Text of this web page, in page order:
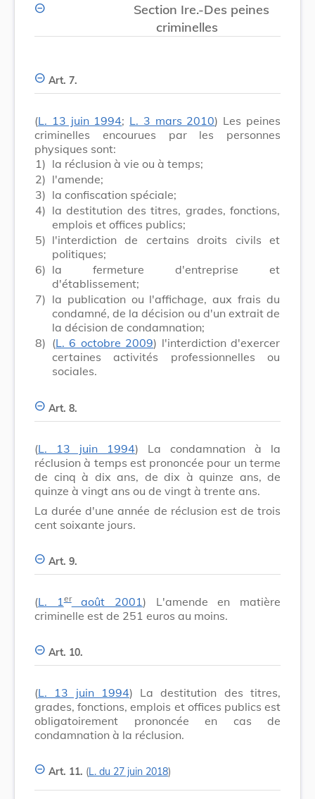
Section Ire.-Des peines
criminelles
Art. 7.
(L. 13 juin 1994; L. 3 mars 2010) Les peines
criminelles encourues par les personnes
physiques sont:
1) la réclusion à vie ou à temps;
2) l'amende;
3) la confiscation spéciale;
4) la destitution des titres, grades, fonctions,
emplois et offices publics;
5) l'interdiction de certains droits civils et
politiques;
6) la fermeture d'entreprise et
d'établissement;
7) la publication ou l'affichage, aux frais du
condamné, de la décision ou d'un extrait de
la décision de condamnation;
8) (L. 6 octobre 2009) l'interdiction d'exercer
certaines activités professionnelles ou
sociales.
Art. 8.
(L. 13 juin 1994) La condamnation à la
réclusion à temps est prononcée pour un terme
de cinq à dix ans, de dix à quinze ans, de
quinze à vingt ans ou de vingt à trente ans.
La durée d'une année de réclusion est de trois
cent soixante jours.
Art. 9.
(L. 1eraoût 2001) L'amende en matière
criminelle est de 251 euros au moins.
Art. 10.
(L. 13 juin 1994) La destitution des titres,
grades, fonctions, emplois et offices publics est
obligatoirement prononcée en cas de
condamnation à la réclusion.
Art. 11. (L. du 27 juin 2018)